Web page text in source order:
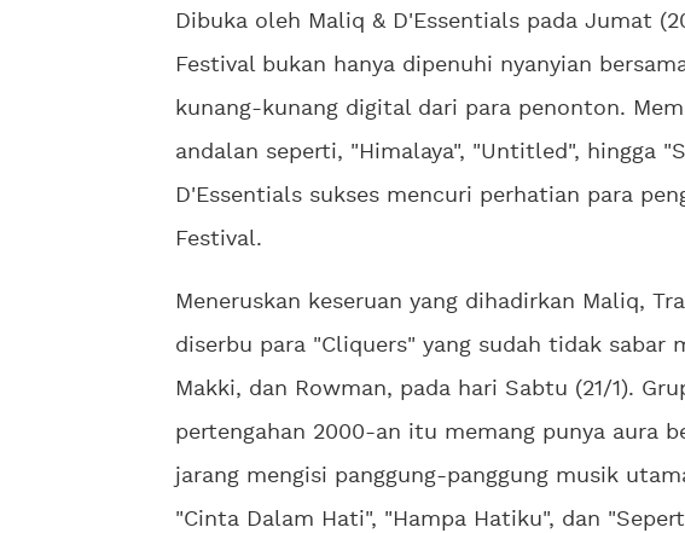
Dibuka oleh Maliq & D'Essentials pada Jumat
Festival bukan hanya dipenuhi nyanyian
kunang-kunang digital dari para penonton.
andalan seperti, "Himalaya", "Untitled", hingga
D'Essentials sukses mencuri perhatian para
Festival.
Meneruskan keseruan yang dihadirkan Maliq,
diserbu para "Cliquers" yang sudah tidak sabar
Makki, dan Rowman, pada hari Sabtu (21/1).
pertengahan 2000-an itu memang punya aura
jarang mengisi panggung-panggung musik
"Cinta Dalam Hati", "Hampa Hatiku", dan